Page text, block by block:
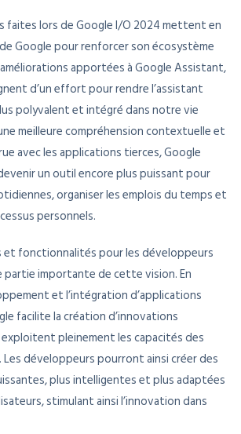
faites lors de Google I/O 2024 mettent en
Google pour renforcer son écosystème
apportées à Google Assistant,
d’un effort pour rendre l’assistant
polyvalent et intégré dans notre vie
meilleure compréhension contextuelle et
avec les applications tierces, Google
un outil encore plus puissant pour
organiser les emplois du temps et
personnels.
et fonctionnalités pour les développeurs
partie importante de cette vision. En
et l’intégration d’applications
facilite la création d’innovations
pleinement les capacités des
Les développeurs pourront ainsi créer des
plus intelligentes et plus adaptées
stimulant ainsi l’innovation dans